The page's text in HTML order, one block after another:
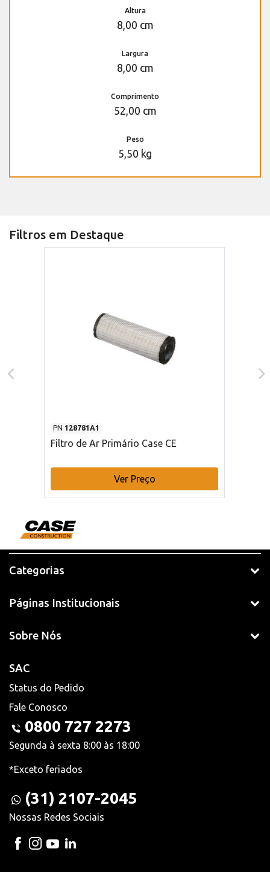
Altura
8,00 cm
Largura
8,00 cm
Comprimento
52,00 cm
Peso
5,50 kg
Filtros em Destaque
PN 128781A1
Filtro de Ar Primário Case CE
Ver Preço
Categorias
Páginas Institucionais
Sobre Nós
SAC
Status do Pedido
Fale Conosco
0800 727 2273
Segunda à sexta 8:00 às 18:00
*Exceto feriados
(31) 2107-2045
Nossas Redes Sociais